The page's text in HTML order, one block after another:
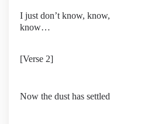
I just don’t know, know,
know…
[Verse 2]
Now the dust has settled